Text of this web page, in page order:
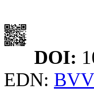
DOI:
EDN: